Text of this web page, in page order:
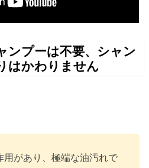
ンプーは不要、シャン
はかわりません
用があり、極端な油汚れで